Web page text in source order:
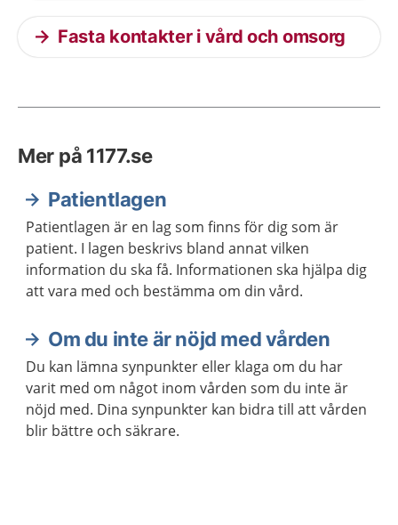
Fasta kontakter i vård och omsorg
Mer på 1177.se
Patientlagen
Patientlagen är en lag som finns för dig som är
patient. I lagen beskrivs bland annat vilken
information du ska få. Informationen ska hjälpa dig
att vara med och bestämma om din vård.
Om du inte är nöjd med vården
Du kan lämna synpunkter eller klaga om du har
varit med om något inom vården som du inte är
nöjd med. Dina synpunkter kan bidra till att vården
blir bättre och säkrare.